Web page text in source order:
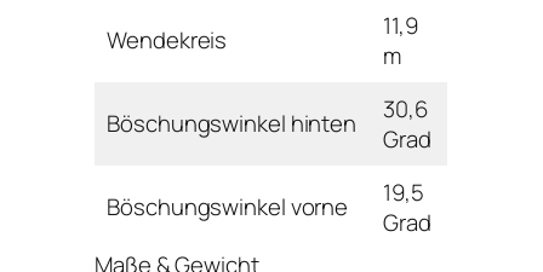
Wendekreis
11,9
m
Böschungswinkel hinten
30,6
Grad
Böschungswinkel vorne
19,5
Grad
Maße & Gewicht